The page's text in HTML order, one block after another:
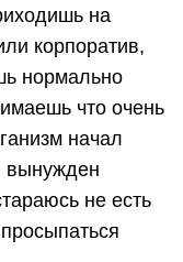
на
корпоратив,
нормально
что очень
начал
вынужден
не есть